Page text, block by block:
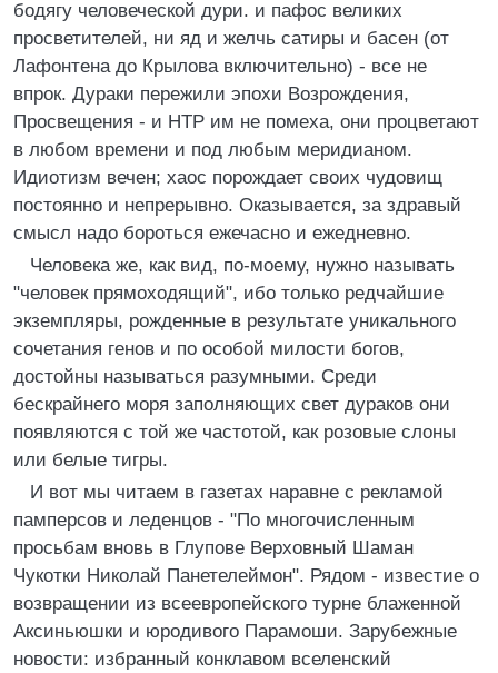
бодягу человеческой дури. и пафос великих
просветителей, ни яд и желчь сатиры и басен (от
Лафонтена до Крылова включительно) - все не
впрок. Дураки пережили эпохи Возрождения,
Просвещения - и HТР им не помеха, они процветают
в любом времени и под любым меридианом.
Идиотизм вечен; хаос порождает своих чудовищ
постоянно и непрерывно. Оказывается, за здравый
смысл надо бороться ежечасно и ежедневно.
Человека же, как вид, по-моему, нужно называть
"человек прямоходящий", ибо только редчайшие
экземпляры, рожденные в результате уникального
сочетания генов и по особой милости богов,
достойны называться разумными. Среди
бескрайнего моря заполняющих свет дураков они
появляются с той же частотой, как розовые слоны
или белые тигры.
И вот мы читаем в газетах наравне с рекламой
памперсов и леденцов - "По многочисленным
просьбам вновь в Глупове Верховный Шаман
Чукотки Hиколай Панетелеймон". Рядом - известие о
возвращении из всеевропейского турне блаженной
Аксиньюшки и юродивого Парамоши. Зарубежные
новости: избранный конклавом вселенский